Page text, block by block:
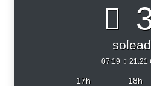
07:19 21:21
17h 18h